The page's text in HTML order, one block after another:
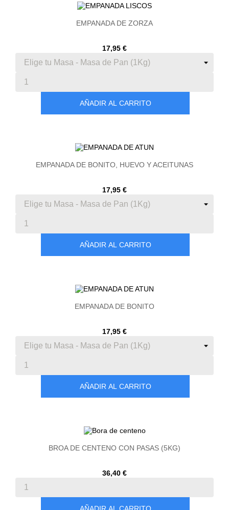
EMPANADA DE ZORZA
17,95 €
AÑADIR AL CARRITO
EMPANADA DE BONITO, HUEVO Y ACEITUNAS
17,95 €
AÑADIR AL CARRITO
EMPANADA DE BONITO
17,95 €
AÑADIR AL CARRITO
BROA DE CENTENO CON PASAS (5KG)
36,40 €
AÑADIR AL CARRITO